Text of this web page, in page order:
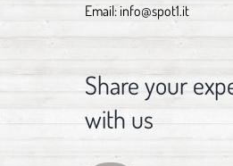
Email: info@spot1.it
Share your
with us